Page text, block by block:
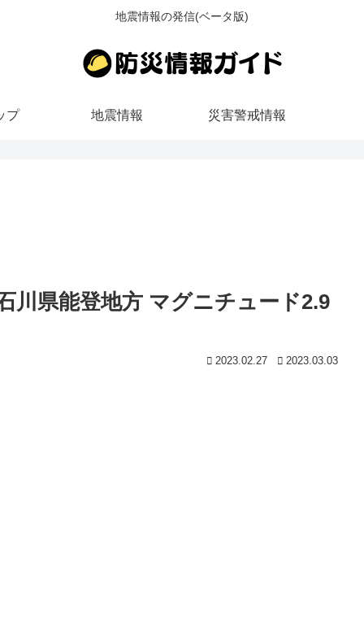
地震情報の発信(ベータ版)
プ 地震情報 災害警戒情報
川県能登地方 マグニチュード2.9
2023.02.27 2023.03.03